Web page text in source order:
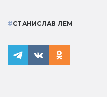
#СТАНИСЛАВ ЛЕМ